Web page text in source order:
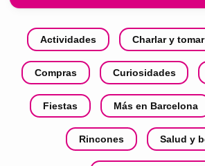
Actividades Charlar y tomar
Compras Curiosidades
Fiestas Más en Barcelona
Rincones Salud y